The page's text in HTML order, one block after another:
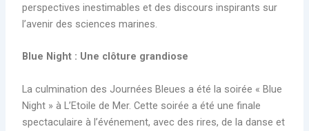
perspectives inestimables et des discours inspirants sur
l’avenir des sciences marines.
Blue Night : Une clôture grandiose
La culmination des Journées Bleues a été la soirée « Blue
Night » à L’Etoile de Mer. Cette soirée a été une finale
spectaculaire à l’événement, avec des rires, de la danse et